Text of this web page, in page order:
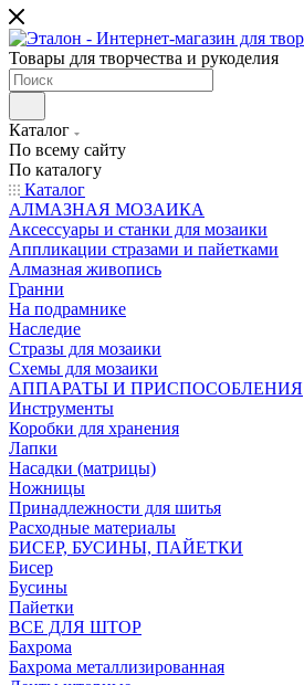
Товары для творчества и рукоделия
Каталог
По всему сайту
По каталогу
Каталог
АЛМАЗНАЯ МОЗАИКА
Аксессуары и станки для мозаики
Аппликации стразами и пайетками
Алмазная живопись
Гранни
На подрамнике
Наследие
Стразы для мозаики
Схемы для мозаики
АППАРАТЫ И ПРИСПОСОБЛЕНИЯ
Инструменты
Коробки для хранения
Лапки
Насадки (матрицы)
Ножницы
Принадлежности для шитья
Расходные материалы
БИСЕР, БУСИНЫ, ПАЙЕТКИ
Бисер
Бусины
Пайетки
ВСЕ ДЛЯ ШТОР
Бахрома
Бахрома металлизированная